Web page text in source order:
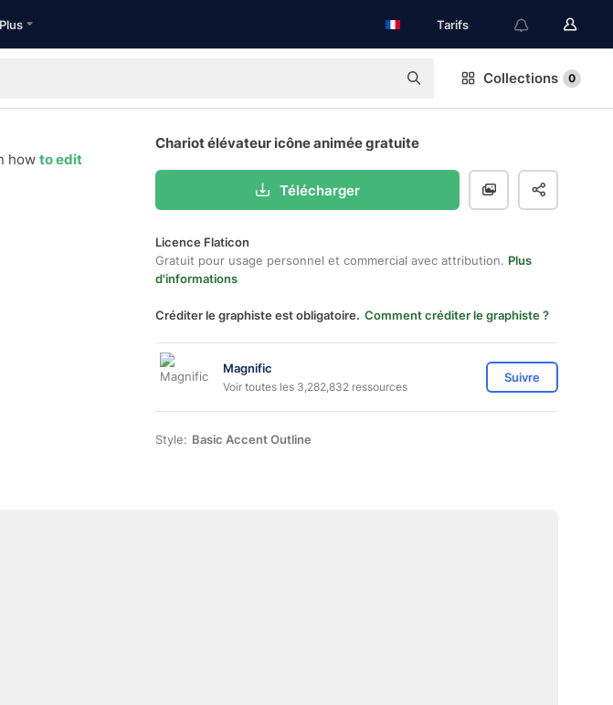
Plus Tarifs
Collections 0
how to edit
Chariot élévateur icône animée gratuite
Télécharger
Licence Flaticon
Gratuit pour usage personnel et commercial avec attribution. Plus
d'informations
Créditer le graphiste est obligatoire. Comment créditer le graphiste ?
Magnific
Voir toutes les 3,282,832 ressources
Suivre
Style: Basic Accent Outline